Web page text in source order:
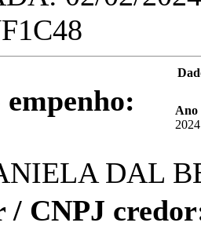
Ano
2024
DAL
/ CNPJ